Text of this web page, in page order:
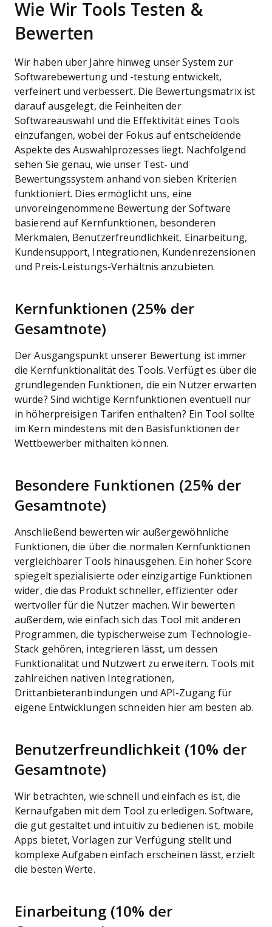
Wie Wir Tools Testen &
Bewerten
Wir haben über Jahre hinweg unser System zur
Softwarebewertung und -testung entwickelt,
verfeinert und verbessert. Die Bewertungsmatrix ist
darauf ausgelegt, die Feinheiten der
Softwareauswahl und die Effektivität eines Tools
einzufangen, wobei der Fokus auf entscheidende
Aspekte des Auswahlprozesses liegt. Nachfolgend
sehen Sie genau, wie unser Test- und
Bewertungssystem anhand von sieben Kriterien
funktioniert. Dies ermöglicht uns, eine
unvoreingenommene Bewertung der Software
basierend auf Kernfunktionen, besonderen
Merkmalen, Benutzerfreundlichkeit, Einarbeitung,
Kundensupport, Integrationen, Kundenrezensionen
und Preis-Leistungs-Verhältnis anzubieten.
Kernfunktionen (25% der
Gesamtnote)
Der Ausgangspunkt unserer Bewertung ist immer
die Kernfunktionalität des Tools. Verfügt es über die
grundlegenden Funktionen, die ein Nutzer erwarten
würde? Sind wichtige Kernfunktionen eventuell nur
in höherpreisigen Tarifen enthalten? Ein Tool sollte
im Kern mindestens mit den Basisfunktionen der
Wettbewerber mithalten können.
Besondere Funktionen (25% der
Gesamtnote)
Anschließend bewerten wir außergewöhnliche
Funktionen, die über die normalen Kernfunktionen
vergleichbarer Tools hinausgehen. Ein hoher Score
spiegelt spezialisierte oder einzigartige Funktionen
wider, die das Produkt schneller, effizienter oder
wertvoller für die Nutzer machen. Wir bewerten
außerdem, wie einfach sich das Tool mit anderen
Programmen, die typischerweise zum Technologie-
Stack gehören, integrieren lässt, um dessen
Funktionalität und Nutzwert zu erweitern. Tools mit
zahlreichen nativen Integrationen,
Drittanbieteranbindungen und API-Zugang für
eigene Entwicklungen schneiden hier am besten ab.
Benutzerfreundlichkeit (10% der
Gesamtnote)
Wir betrachten, wie schnell und einfach es ist, die
Kernaufgaben mit dem Tool zu erledigen. Software,
die gut gestaltet und intuitiv zu bedienen ist, mobile
Apps bietet, Vorlagen zur Verfügung stellt und
komplexe Aufgaben einfach erscheinen lässt, erzielt
die besten Werte.
Einarbeitung (10% der